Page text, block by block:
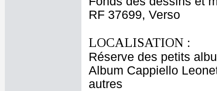
RF 37699, Verso
LOCALISATION :
Réserve des petits
Album Cappiello
autres